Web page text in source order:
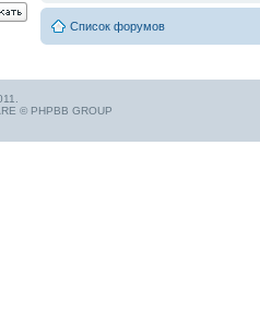
Список форумов
© PHPBB GROUP